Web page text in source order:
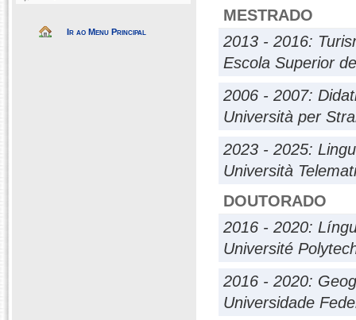
Ir ao Menu Principal
MESTRADO
2013 - 2016:
Escola Superior
2006 - 2007:
Università per
2023 - 2025:
Università
DOUTORADO
2016 - 2020:
Université
2016 - 2020:
Universidade